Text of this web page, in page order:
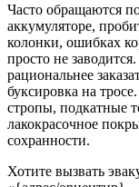
Часто обращаются
аккумуляторе,
колонки, ошибках
просто не
рациональнее
буксировка на
стропы, подкатные
лакокрасочное
сохранности.
Хотите вызвать